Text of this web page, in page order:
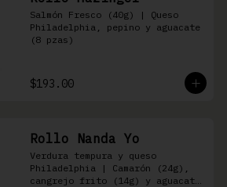
Salmón Fresco (40g) | Queso
Philadelphia, pepino y aguacate
(8 pzas)
$193.00
Rollo Nanda Yo
Verdura tempura y queso
Philadelphia | Camarón (24g),
cangrejo frito (14g) y aguacate